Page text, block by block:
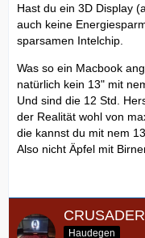
Hast du ein 3D Display
auch keine
sparsamen Intelchip.
Was so ein Macbook
natürlich kein 13" mit
Und sind die 12 Std.
der Realität wohl von
die kannst du mit nem
Also nicht Äpfel mit
Haudegen